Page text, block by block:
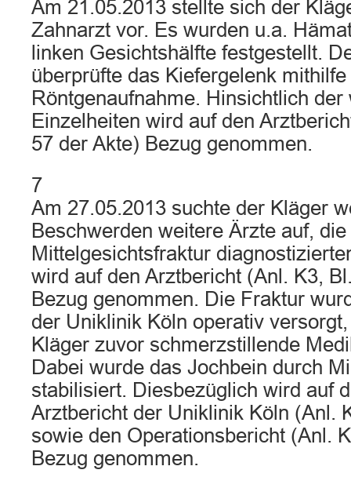
Am 21.05.2013 stellte sich der
Zahnarzt vor. Es wurden u.a.
linken Gesichtshälfte festgestellt.
überprüfte das Kiefergelenk
Röntgenaufnahme. Hinsichtlich der
Einzelheiten wird auf den
57 der Akte) Bezug genommen.
7
Am 27.05.2013 suchte der Kläger
Beschwerden weitere Ärzte auf,
Mittelgesichtsfraktur
wird auf den Arztbericht (Anl. K3,
Bezug genommen. Die Fraktur
der Uniklinik Köln operativ
Kläger zuvor schmerzstillende
Dabei wurde das Jochbein durch
stabilisiert. Diesbezüglich wird auf
Arztbericht der Uniklinik Köln (Anl.
sowie den Operationsbericht (Anl.
Bezug genommen.